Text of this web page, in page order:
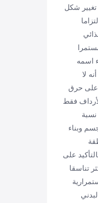
تغيير شكل
اسمه
لا
على حرق
فقط
وبناء
على
تناسقا